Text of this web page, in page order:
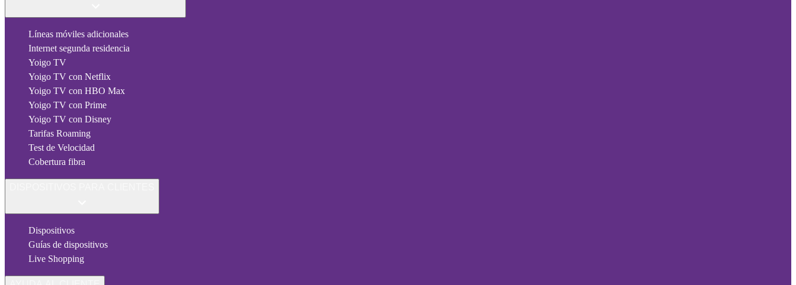
Líneas móviles adicionales
Internet segunda residencia
Yoigo TV
Yoigo TV con Netflix
Yoigo TV con HBO Max
Yoigo TV con Prime
Yoigo TV con Disney
Tarifas Roaming
Test de Velocidad
Cobertura fibra
Dispositivos
Guías de dispositivos
Live Shopping